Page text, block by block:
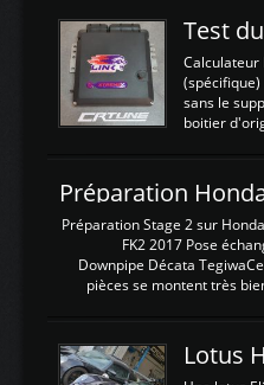
Calculateur
sans le
boitier
d'envoyer
dans le
La sortie 0-
l'entrée AN
tension
est temps
Préparation Stage 2 sur
FK2 2017 Pose
Downpipe Décata
pièces se montent très
légere découpe du
negénant en rien la
Lotus